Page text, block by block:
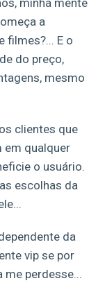
minha mente
a
filmes?... E o
do preço,
mesmo
clientes que
em qualquer
o usuário.
escolhas da
da
vip se por
perdesse...